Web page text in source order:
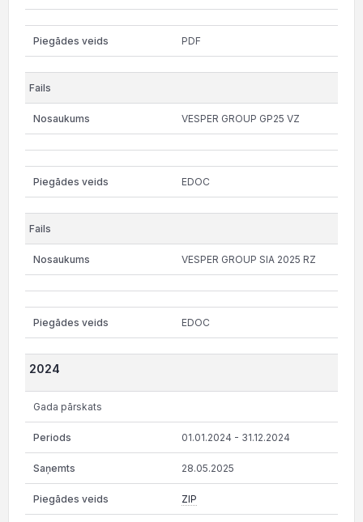
PDF
VESPER GROUP GP25 VZ
EDOC
VESPER GROUP SIA 2025 RZ
EDOC
2024
Gada pārskats
01.01.2024 - 31.12.2024
28.05.2025
ZIP